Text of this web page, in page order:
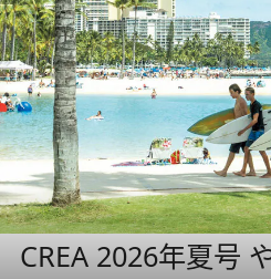
CREA 2026年夏号